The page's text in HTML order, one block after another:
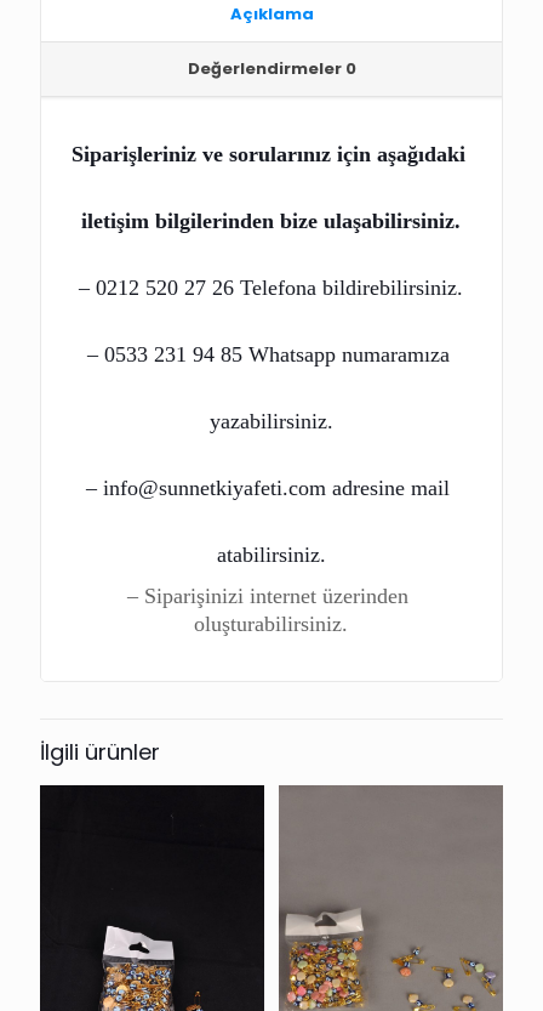
Açıklama
Değerlendirmeler 0
Siparişleriniz ve sorularınız için aşağıdaki
iletişim bilgilerinden bize ulaşabilirsiniz.
– 0212 520 27 26 Telefona bildirebilirsiniz.
– 0533 231 94 85 Whatsapp numaramıza
yazabilirsiniz.
– info@sunnetkiyafeti.com adresine mail
atabilirsiniz.
– Siparişinizi internet üzerinden
oluşturabilirsiniz.
İlgili ürünler